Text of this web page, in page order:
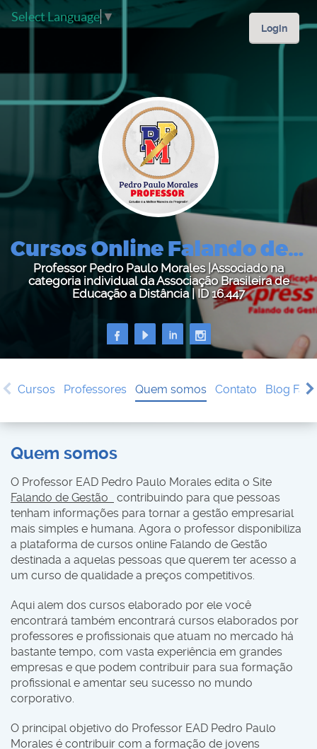
Select Language▼
Login
Cursos Online Falando de Gestão
Professor Pedro Paulo Morales |Associado na
categoria individual da Associação Brasileira de
Educação a Distância | ID 16.447
Cursos Professores Quem somos Contato Blog
Quem somos
O Professor EAD Pedro Paulo Morales edita o Site
Falando de Gestão
contribuindo para que pessoas
tenham informações para tornar a gestão empresarial
mais simples e humana. Agora o professor disponibiliza
a plataforma de cursos online Falando de Gestão
destinada a aquelas pessoas que querem ter acesso a
um curso de qualidade a preços competitivos.
Aqui alem dos cursos elaborado por ele você
encontrará também encontrará cursos elaborados por
professores e profissionais que atuam no mercado há
bastante tempo, com vasta experiência em grandes
empresas e que podem contribuir para sua formação
profissional e amentar seu sucesso no mundo
corporativo.
O principal objetivo do Professor EAD Pedro Paulo
Morales é contribuir com a formação de jovens